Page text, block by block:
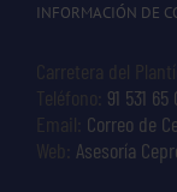
INFORMACIÓN DE
Carretera del
Teléfono: 91 531 65
Email: Correo de
Web: Asesoría